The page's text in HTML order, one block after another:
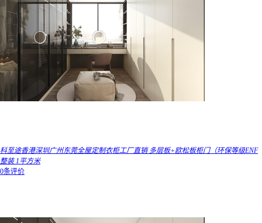
科至途香港深圳广州东莞全屋定制衣柜工厂直销 多层板+欧松板柜门（环保等级ENF
整装 1平方米
0条评价